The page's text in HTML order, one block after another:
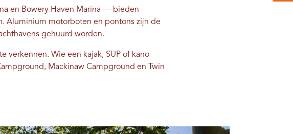
en Bowery Haven Marina — bieden
Aluminium motorboten en pontons zijn de
gehuurd worden.
verkennen. Wie een kajak, SUP of kano
Mackinaw Campground en Twin